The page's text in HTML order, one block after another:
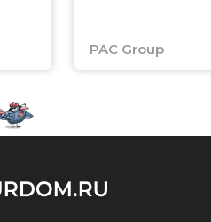
PAC Group